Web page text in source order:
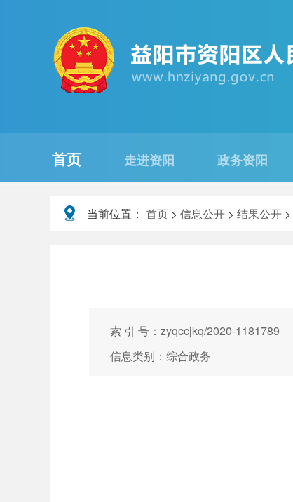
首页 走进资阳 政务资阳
当前位置： 首页 > 信息公开 > 结果公开 >
索 引 号：zyqccjkq/2020-1181789
信息类别：综合政务